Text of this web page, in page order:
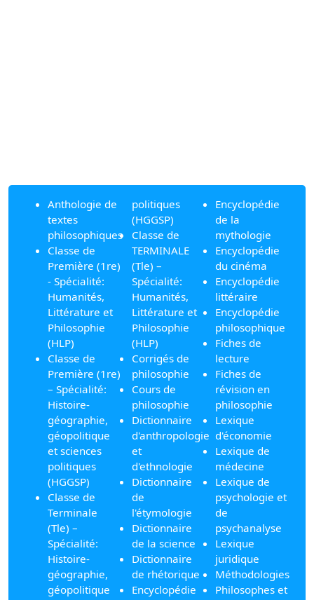
Anthologie de
textes
philosophiques
Classe de
Première (1re)
- Spécialité:
Humanités,
Littérature et
Philosophie
(HLP)
Classe de
Première (1re)
– Spécialité:
Histoire-
géographie,
géopolitique
et sciences
politiques
(HGGSP)
Classe de
Terminale
(Tle) –
Spécialité:
Histoire-
géographie,
géopolitique
politiques
(HGGSP)
Classe de
TERMINALE
(Tle) –
Spécialité:
Humanités,
Littérature et
Philosophie
(HLP)
Corrigés de
philosophie
Cours de
philosophie
Dictionnaire
d'anthropologie
et
d'ethnologie
Dictionnaire
de
l'étymologie
Dictionnaire
de la science
Dictionnaire
de rhétorique
Encyclopédie
Encyclopédie
de la
mythologie
Encyclopédie
du cinéma
Encyclopédie
littéraire
Encyclopédie
philosophique
Fiches de
lecture
Fiches de
révision en
philosophie
Lexique
d'économie
Lexique de
médecine
Lexique de
psychologie et
de
psychanalyse
Lexique
juridique
Méthodologies
Philosophes et